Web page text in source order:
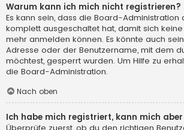
Warum kann ich mich nicht registrieren?
Es kann sein, dass die Board-Administration
komplett ausgeschaltet hat, damit sich
mehr anmelden können. Es könnte auch
Adresse oder der Benutzername, mit dem
möchtest, gesperrt wurden. Um Hilfe zu
die Board-Administration.
Nach oben
Ich habe mich registriert, kann mich
Überprüfe zuerst, ob du den richtigen